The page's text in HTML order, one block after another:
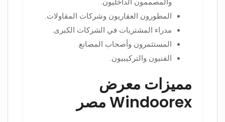
والمصممون الداخليون.
المطورون العقاريون وشركات المقاولات.
مدراء المشتريات في الشركات الكبرى.
المستثمرون وأصحاب المصانع.
الفنيون والتركيبيون.
مميزات معرض
Windoorex مصر